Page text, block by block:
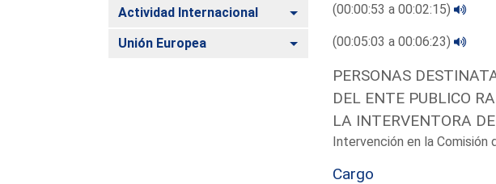
Actividad Internacional Alternar
Unión Europea Alternar
(00:00:53 a 00:02:15)
(00:05:03 a 00:06:23)
PERSONAS
DEL ENTE PUBLICO
LA INTERVENTORA
Intervención en la
Cargo